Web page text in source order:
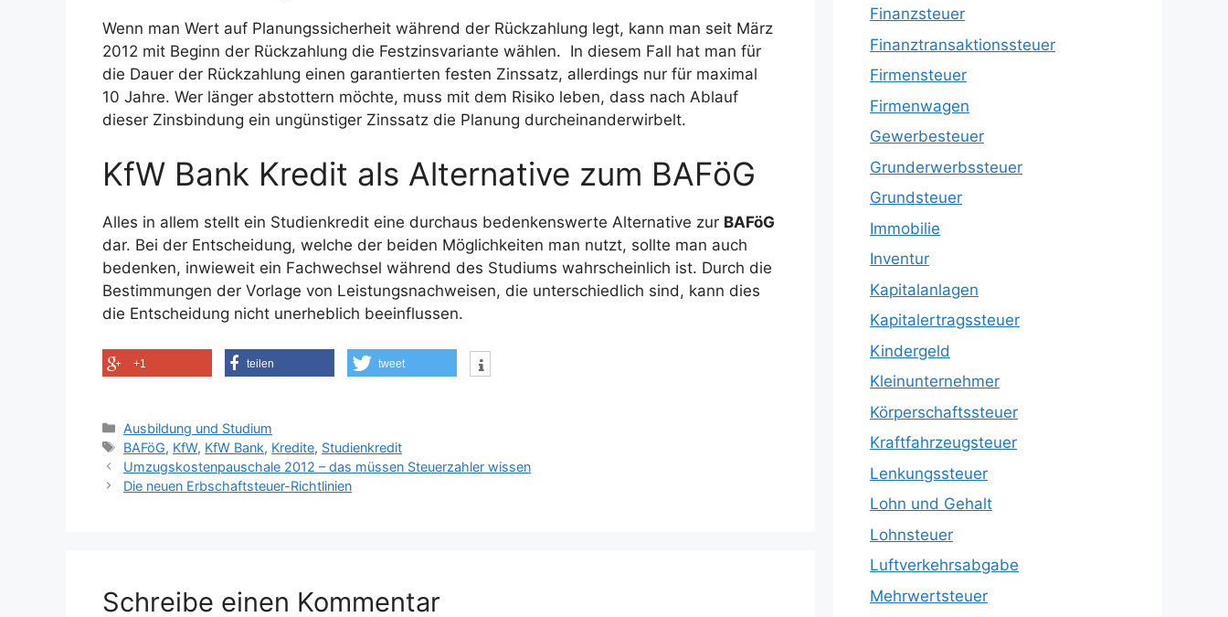
Wenn man Wert auf Planungssicherheit während der Rückzahlung legt, kann man seit März
2012 mit Beginn der Rückzahlung die Festzinsvariante wählen. In diesem Fall hat man für
die Dauer der Rückzahlung einen garantierten festen Zinssatz, allerdings nur für maximal
10 Jahre. Wer länger abstottern möchte, muss mit dem Risiko leben, dass nach Ablauf
dieser Zinsbindung ein ungünstiger Zinssatz die Planung durcheinanderwirbelt.
KfW Bank Kredit als Alternative zum BAFöG
Alles in allem stellt ein Studienkredit eine durchaus bedenkenswerte Alternative zur BAFöG
dar. Bei der Entscheidung, welche der beiden Möglichkeiten man nutzt, sollte man auch
bedenken, inwieweit ein Fachwechsel während des Studiums wahrscheinlich ist. Durch die
Bestimmungen der Vorlage von Leistungsnachweisen, die unterschiedlich sind, kann dies
die Entscheidung nicht unerheblich beeinflussen.
+1 teilen tweet
Kategorien
Ausbildung und Studium
Schlagwörter
BAFöG, KfW, KfW Bank, Kredite, Studienkredit
Umzugskostenpauschale 2012 – das müssen Steuerzahler wissen
Die neuen Erbschaftsteuer-Richtlinien
Schreibe einen Kommentar
Finanzsteuer
Finanztransaktionssteuer
Firmensteuer
Firmenwagen
Gewerbesteuer
Grunderwerbssteuer
Grundsteuer
Immobilie
Inventur
Kapitalanlagen
Kapitalertragssteuer
Kindergeld
Kleinunternehmer
Körperschaftssteuer
Kraftfahrzeugsteuer
Lenkungssteuer
Lohn und Gehalt
Lohnsteuer
Luftverkehrsabgabe
Mehrwertsteuer